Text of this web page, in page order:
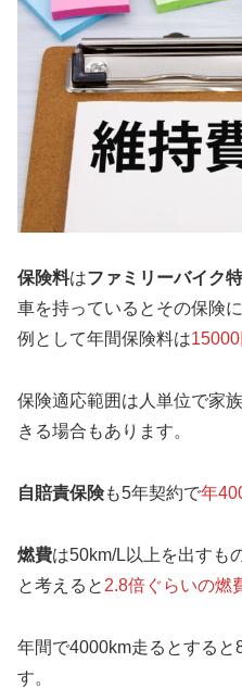
保険料はファミリーバイク
車を持っているとその保険
例として年間保険料は
保険適応範囲は人単位で家
きる場合もあります。
自賠責保険も5年契約で年
燃費は50km/L以上を出すも
と考えると 2.8倍ぐらいの燃
年間で4000km走るとすると
す。